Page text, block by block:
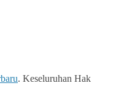
. Keseluruhan Hak